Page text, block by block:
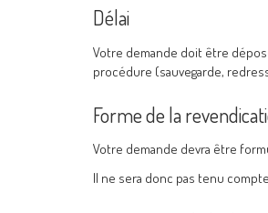
Délai
Votre demande doit être
procédure (sauvegarde,
Forme de la
Votre demande devra être
Il ne sera donc pas tenu